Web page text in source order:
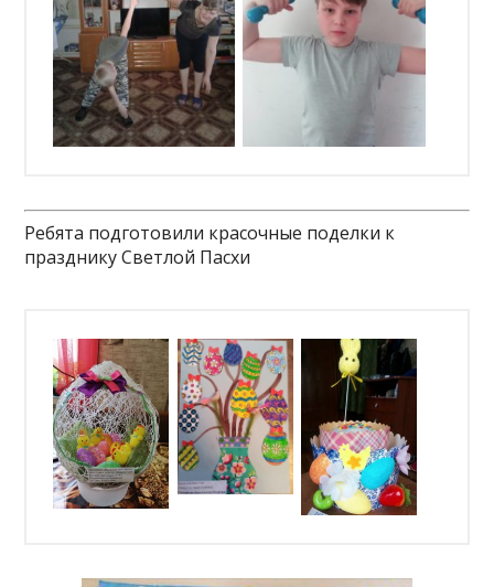
Ребята подготовили красочные поделки к
празднику Светлой Пасхи